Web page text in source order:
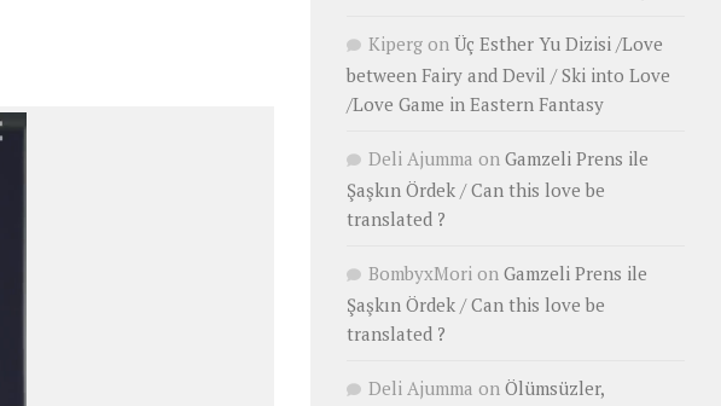
Kiperg on Üç Esther Yu Dizisi /Love
between Fairy and Devil / Ski into Love
/Love Game in Eastern Fantasy
Deli Ajumma on Gamzeli Prens ile
Şaşkın Ördek / Can this love be
translated ?
BombyxMori on Gamzeli Prens ile
Şaşkın Ördek / Can this love be
translated ?
Deli Ajumma on Ölümsüzler,